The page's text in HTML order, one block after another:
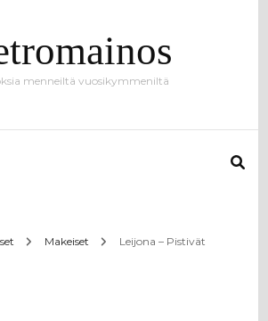
menneiltä vuosikymmeniltä
Makeiset
Leijona – Pistivät